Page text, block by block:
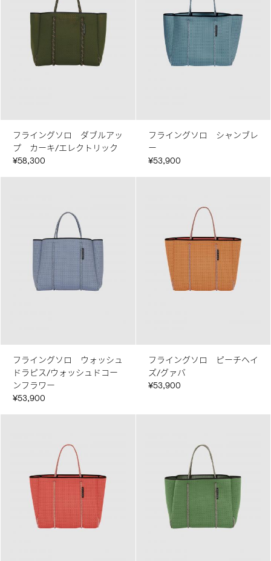
フライングソロ ダブルアッ
プ カーキ/エレクトリック
¥58,300
フライングソロ シャンブレ
ー
¥53,900
フライングソロ ウォッシュ
ドラピス/ウォッシュドコー
ンフラワー
¥53,900
フライングソロ ピーチヘイ
ズ/グァバ
¥53,900